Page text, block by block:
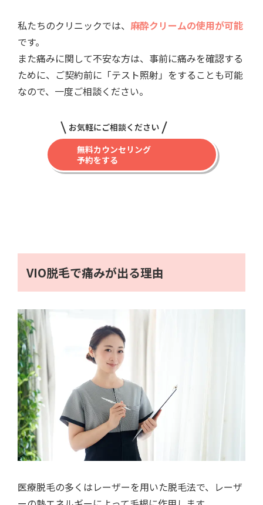
私たちのクリニックでは、 麻酔クリームの使用が可能
です。
また痛みに関して不安な方は、事前に痛みを確認する
ために、ご契約前に「テスト照射」をすることも可能
なので、一度ご相談ください。
お気軽にご相談ください
無料カウンセリング
予約をする
VIO脱毛で痛みが出る理由
医療脱毛の多くはレーザーを用いた脱毛法で、レーザ